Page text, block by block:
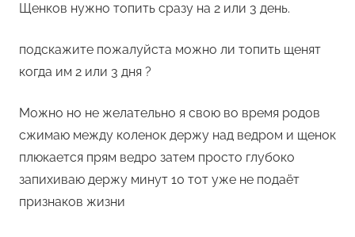
Щенков нужно топить сразу на 2 или 3 день.
подскажите пожалуйста можно ли топить щенят
когда им 2 или 3 дня ?
Можно но не желательно я свою во время родов
сжимаю между коленок держу над ведром и щенок
плюкается прям ведро затем просто глубоко
запихиваю держу минут 10 тот уже не подаёт
признаков жизни